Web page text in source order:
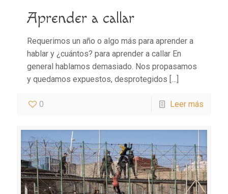
Aprender a callar
Requerimos un año o algo más para aprender a
hablar y ¿cuántos? para aprender a callar En
general hablamos demasiado. Nos propasamos
y quedamos expuestos, desprotegidos […]
0 Leer más